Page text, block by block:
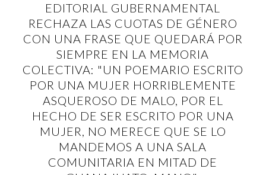
EDITORIAL GUBERNAMENTAL
RECHAZA LAS CUOTAS DE GÉNERO
CON UNA FRASE QUE QUEDARÁ POR
SIEMPRE EN LA MEMORIA
COLECTIVA: "UN POEMARIO ESCRITO
POR UNA MUJER HORRIBLEMENTE
ASQUEROSO DE MALO, POR EL
HECHO DE SER ESCRITO POR UNA
MUJER, NO MERECE QUE SE LO
MANDEMOS A UNA SALA
COMUNITARIA EN MITAD DE